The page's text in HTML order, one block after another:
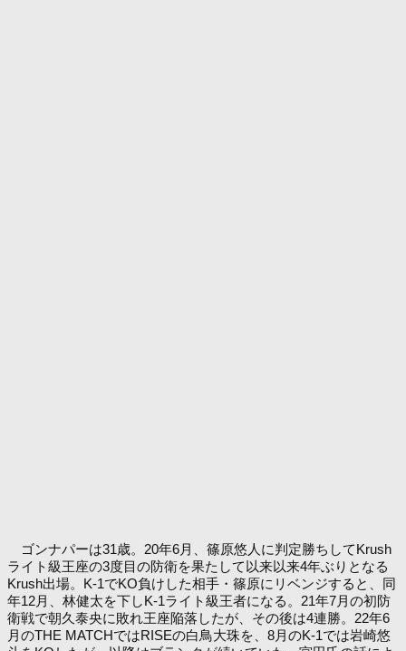
ゴンナパーは31歳。20年6月、篠原悠人に判定勝ちしてKrush
ライト級王座の3度目の防衛を果たして以来以来4年ぶりとなる
Krush出場。K-1でKO負けした相手・篠原にリベンジすると、同
年12月、林健太を下しK-1ライト級王者になる。21年7月の初防
衛戦で朝久泰央に敗れ王座陥落したが、その後は4連勝。22年6
月のTHE MATCHではRISEの白鳥大珠を、8月のK-1では岩崎悠